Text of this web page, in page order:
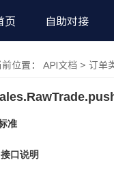
页 自助对接
前位置： API文档 > 订单
准
口说明